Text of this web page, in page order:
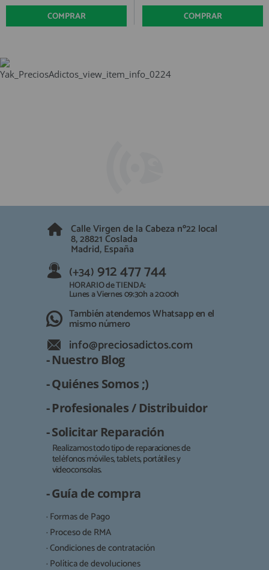
COMPRAR COMPRAR
Calle Virgen de la Cabeza nº22 local
8, 28821 Coslada
Madrid, España
(+34) 912 477 744
HORARIO de TIENDA:
Lunes a Viernes 09:30h a 20:00h
También atendemos Whatsapp en el
mismo número
info@preciosadictos.com
- Nuestro Blog
- Quiénes Somos ;)
- Profesionales / Distribuidor
- Solicitar Reparación
Realizamos todo tipo de reparaciones de
teléfonos móviles, tablets, portátiles y
videoconsolas.
- Guía de compra
· Formas de Pago
· Proceso de RMA
· Condiciones de contratación
· Política de devoluciones
Responsable:
Finalidad:
Destinatarios: